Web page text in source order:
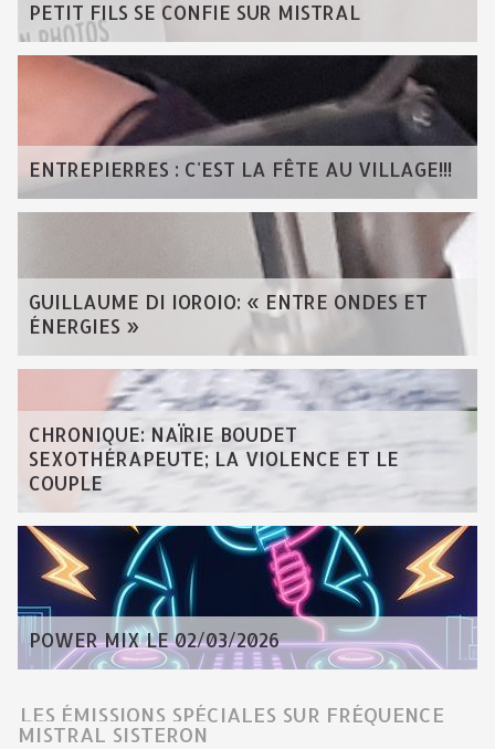
PETIT FILS SE CONFIE SUR MISTRAL
ENTREPIERRES : C'EST LA FÊTE AU VILLAGE!!!
GUILLAUME DI IOROIO: « ENTRE ONDES ET
ÉNERGIES »
CHRONIQUE: NAÏRIE BOUDET
SEXOTHÉRAPEUTE; LA VIOLENCE ET LE
COUPLE
POWER MIX LE 02/03/2026
LES ÉMISSIONS SPÉCIALES SUR FRÉQUENCE
MISTRAL SISTERON